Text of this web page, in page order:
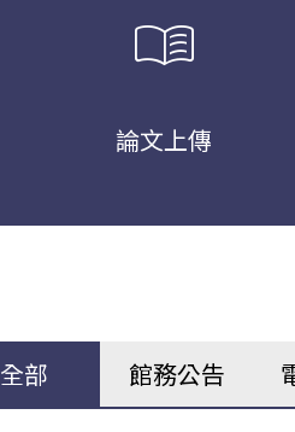
menu_book
論文上傳
全部 館務公告